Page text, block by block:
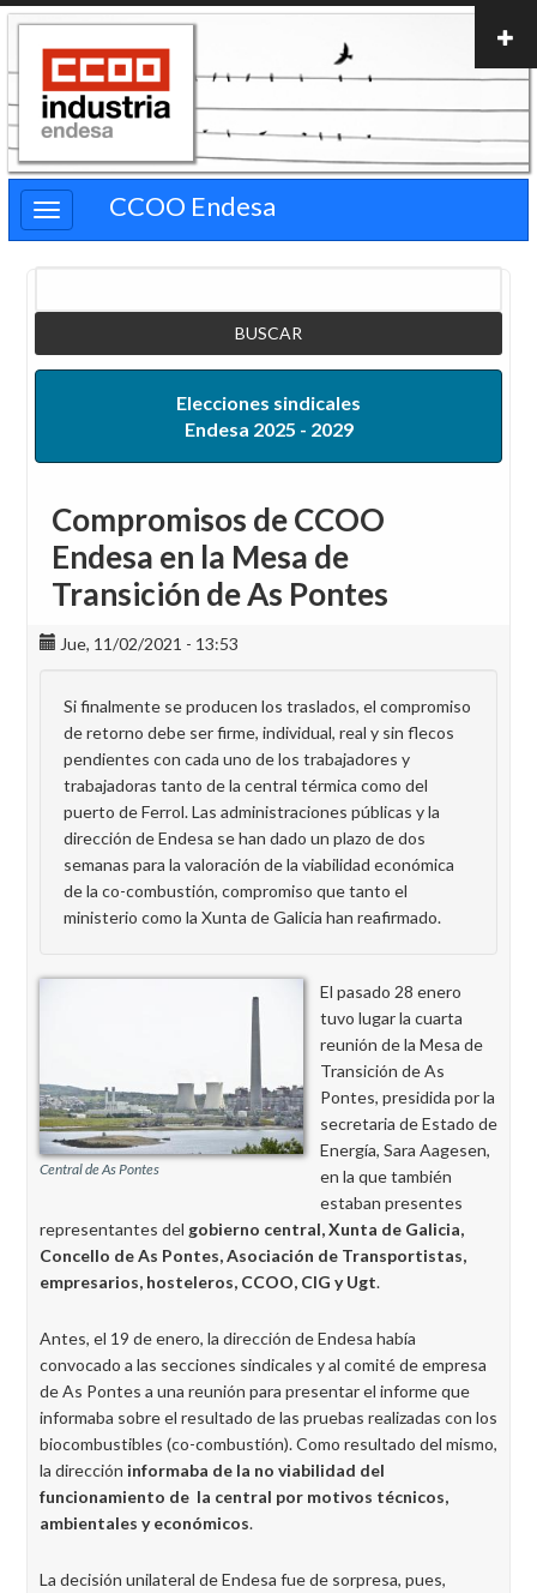
Pasar
contenido
principal
CCOO Endesa
Elecciones sindicales
Endesa 2025 - 2029
Compromisos de CCOO
Endesa en la Mesa de
Transición de As Pontes
Jue, 11/02/2021 - 13:53
Si finalmente se producen los traslados, el compromiso
de retorno debe ser firme, individual, real y sin flecos
pendientes con cada uno de los trabajadores y
trabajadoras tanto de la central térmica como del
puerto de Ferrol. Las administraciones públicas y la
dirección de Endesa se han dado un plazo de dos
semanas para la valoración de la viabilidad económica
de la co-combustión, compromiso que tanto el
ministerio como la Xunta de Galicia han reafirmado.
Central de As Pontes
El pasado 28 enero
tuvo lugar la cuarta
reunión de la Mesa de
Transición de As
Pontes, presidida por la
secretaria de Estado de
Energía, Sara Aagesen,
en la que también
estaban presentes
representantes del gobierno central, Xunta de Galicia,
Concello de As Pontes, Asociación de Transportistas,
empresarios, hosteleros, CCOO, CIG y Ugt.
Antes, el 19 de enero, la dirección de Endesa había
convocado a las secciones sindicales y al comité de empresa
de As Pontes a una reunión para presentar el informe que
informaba sobre el resultado de las pruebas realizadas con los
biocombustibles (co-combustión). Como resultado del mismo,
la dirección informaba de la no viabilidad del
funcionamiento de la central por motivos técnicos,
ambientales y económicos.
La decisión unilateral de Endesa fue de sorpresa, pues,